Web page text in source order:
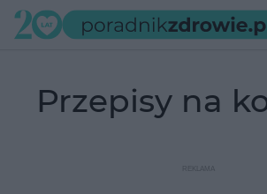
przepisy na